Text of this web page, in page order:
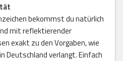
bekommst du natürlich
mit reflektierender
exakt zu den Vorgaben, wie
Deutschland verlangt. Einfach